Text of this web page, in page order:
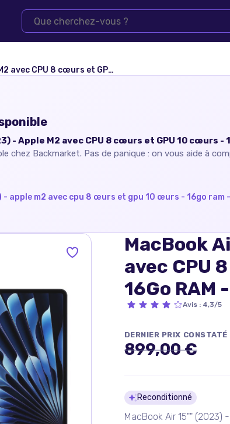
RAM - SSD 256Go - Écran standard - QWERTY - Anglais
- Apple M2 avec CPU 8 cœurs et GPU 10 cœurs -
chez Backmarket. Pas de panique : on vous aide à
- apple m2 avec cpu 8 œurs et gpu 10 œurs - 16go
MacBook
avec CPU
16Go RAM
standard -
Avis: 4,3/5
DERNIER PRIX CONSTATÉ
899,00 €
Détails
Reconditionné
MacBook Air 15""